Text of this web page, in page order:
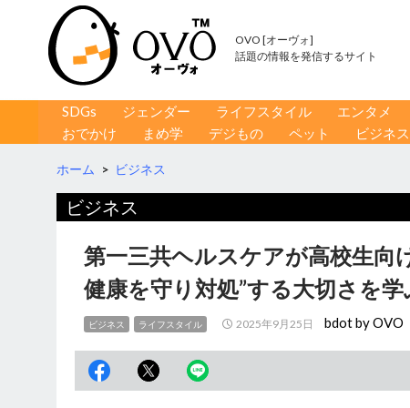
OVO [オーヴォ]
話題の情報を発信するサイト
コンテンツへ移動
SDGs ジェンダー ライフスタイル エンタメ
おでかけ
まめ学 デジもの ペット ビジネス
ホーム > ビジネス
ビジネス
第一三共ヘルスケアが高校生
健康を守り対処”する大切さを
ビジネス ライフスタイル 2025年9月25日 bdot by OVO